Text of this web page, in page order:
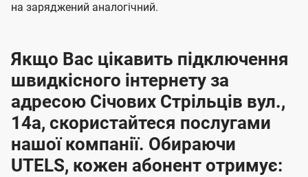
на заряджений аналогічний.
Якщо Вас цікавить підключення
швидкісного інтернету за
адресою Січових Стрільців вул.,
14а, скористайтеся послугами
нашої компанії. Обираючи
UTELS, кожен абонент отримує: